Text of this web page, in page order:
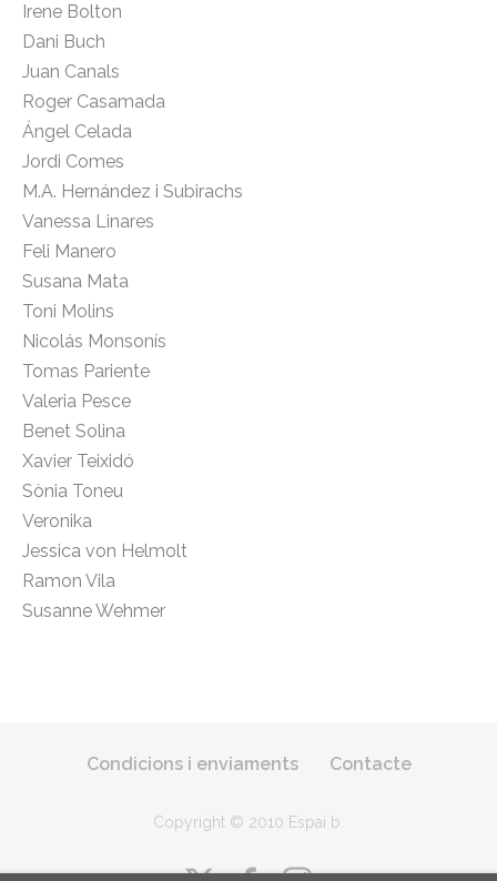
Irene Bolton
Dani Buch
Juan Canals
Roger Casamada
Ángel Celada
Jordi Comes
M.A. Hernández i Subirachs
Vanessa Linares
Feli Manero
Susana Mata
Toni Molins
Nicolás Monsonís
Tomas Pariente
Valeria Pesce
Benet Solina
Xavier Teixidó
Sònia Toneu
Veronika
Jessica von Helmolt
Ramon Vila
Susanne Wehmer
Condicions i enviaments Contacte
Copyright © 2010 Espai b